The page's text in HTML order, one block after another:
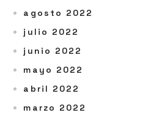
agosto 2022
julio 2022
junio 2022
mayo 2022
abril 2022
marzo 2022